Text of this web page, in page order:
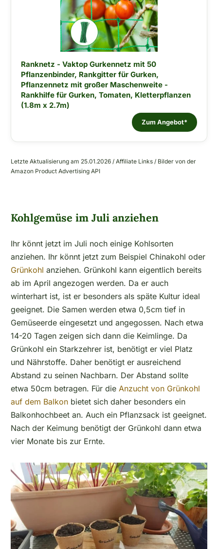
Ranknetz - Vaktop Gurkennetz mit 50
Pflanzenbinder, Rankgitter für Gurken,
Pflanzennetz mit großer Maschenweite -
Rankhilfe für Gurken, Tomaten, Kletterpflanzen
(1.8m x 2.7m)
Zum Angebot*
Letzte Aktualisierung am 25.01.2026 / Affiliate Links / Bilder von der
Amazon Product Advertising API
Kohlgemüse im Juli anziehen
Ihr könnt jetzt im Juli noch einige Kohlsorten
anziehen. Ihr könnt jetzt zum Beispiel Chinakohl oder
Grünkohl anziehen. Grünkohl kann eigentlich bereits
ab im April angezogen werden. Da er auch
winterhart ist, ist er besonders als späte Kultur ideal
geeignet. Die Samen werden etwa 0,5cm tief in
Gemüseerde eingesetzt und angegossen. Nach etwa
14-20 Tagen zeigen sich dann die Keimlinge. Da
Grünkohl ein Starkzehrer ist, benötigt er viel Platz
und Nährstoffe. Daher benötigt er ausreichend
Abstand zu seinen Nachbarn. Der Abstand sollte
etwa 50cm betragen. Für dieAnzucht von Grünkohl
auf dem Balkon bietet sich daher besonders ein
Balkonhochbeet an. Auch ein Pflanzsack ist geeignet.
Nach der Keimung benötigt der Grünkohl dann etwa
vier Monate bis zur Ernte.